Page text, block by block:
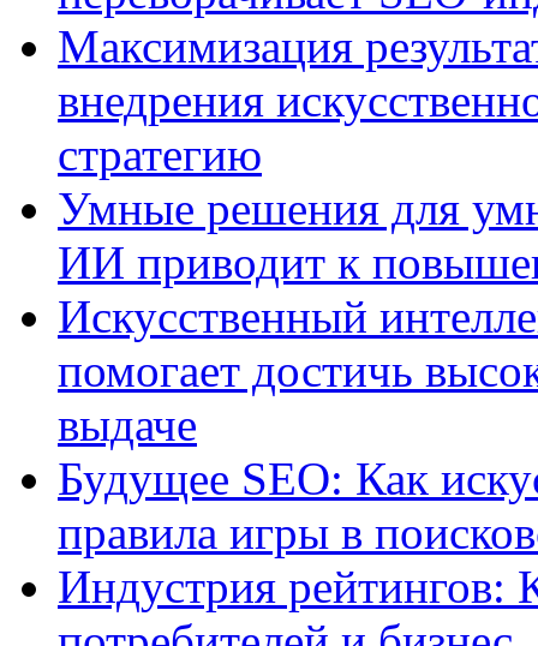
Максимизация
внедрения
стратегию
Умные решения для
ИИ приводит к
Искусственный
помогает достичь
выдаче
Будущее SEO: Как
правила игры в
Индустрия рейтингов: